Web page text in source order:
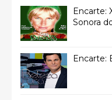
Encarte:
Sonora
Encarte: